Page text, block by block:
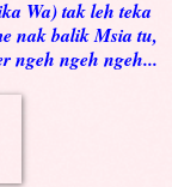
Wa) tak leh teka
nak balik Msia tu,
ngeh ngeh ngeh...